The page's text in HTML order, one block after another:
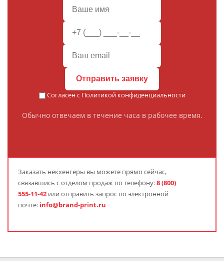
Отправить заявку
Согласен с Политикой конфиденциальности
Обычно отвечаем в течение часа в рабочее время.
Заказать некхенгеры вы можете прямо сейчас,
связавшись с отделом продаж по телефону:8 (800)
555-11-42 или отправить запрос по электронной
почте: info@brand-print.ru